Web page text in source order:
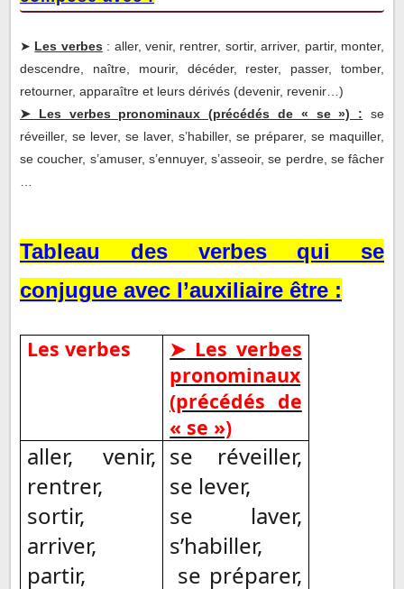
➤ Les verbes : aller, venir, rentrer, sortir, arriver, partir, monter,
descendre, naître, mourir, décéder, rester, passer, tomber,
retourner, apparaître et leurs dérivés (devenir, revenir…)
➤ Les verbes pronominaux (précédés de « se ») : se
réveiller, se lever, se laver, s’habiller, se préparer, se maquiller,
se coucher, s’amuser, s’ennuyer, s’asseoir, se perdre, se fâcher
Tableau des verbes qui se
conjugue avec l’auxiliaire être :
Les verbes ➤ Les verbes
pronominaux
(précédés de
« se »)
aller, venir,
rentrer,
sortir,
arriver,
partir,
se réveiller,
se lever,
se laver,
s’habiller,
se préparer,